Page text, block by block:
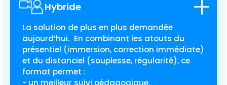
Hybride
La solution de plus en plus demandée
aujourd’hui. En combinant les atouts du
présentiel (immersion, correction immédiate)
et du distanciel (souplesse, régularité), ce
format permet :
- un meilleur suivi pédagogique,